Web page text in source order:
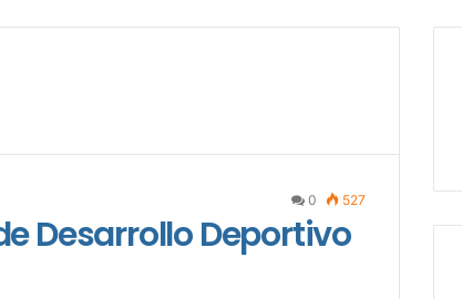
0 527
Desarrollo Deportivo